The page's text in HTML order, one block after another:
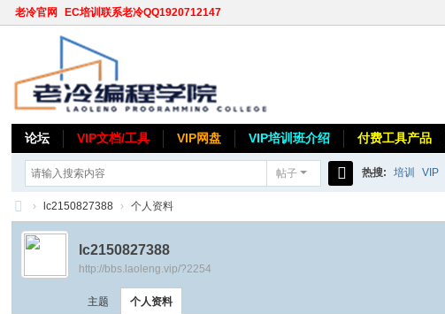
老冷官网 EC培训联系老冷QQ1920712147
论坛 VIP文档/工具 VIP网盘 VIP培训班介绍 付费工具产品
帖子
索
热搜: 培训 VIP
老
› lc2150827388 › 个人资料
lc2150827388
http://bbs.laoleng.vip/?2254
主题 个人资料